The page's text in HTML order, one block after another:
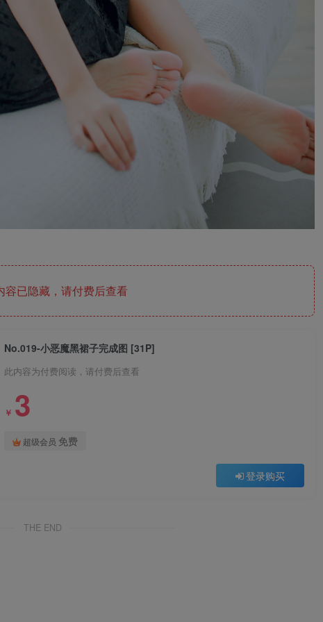
已隐藏，请付费后查看
No.019-小恶魔黑裙子完成图 [31P]
此内容为付费阅读，请付费后查看
￥ 3
超级会员 免费
登录购买
THE END